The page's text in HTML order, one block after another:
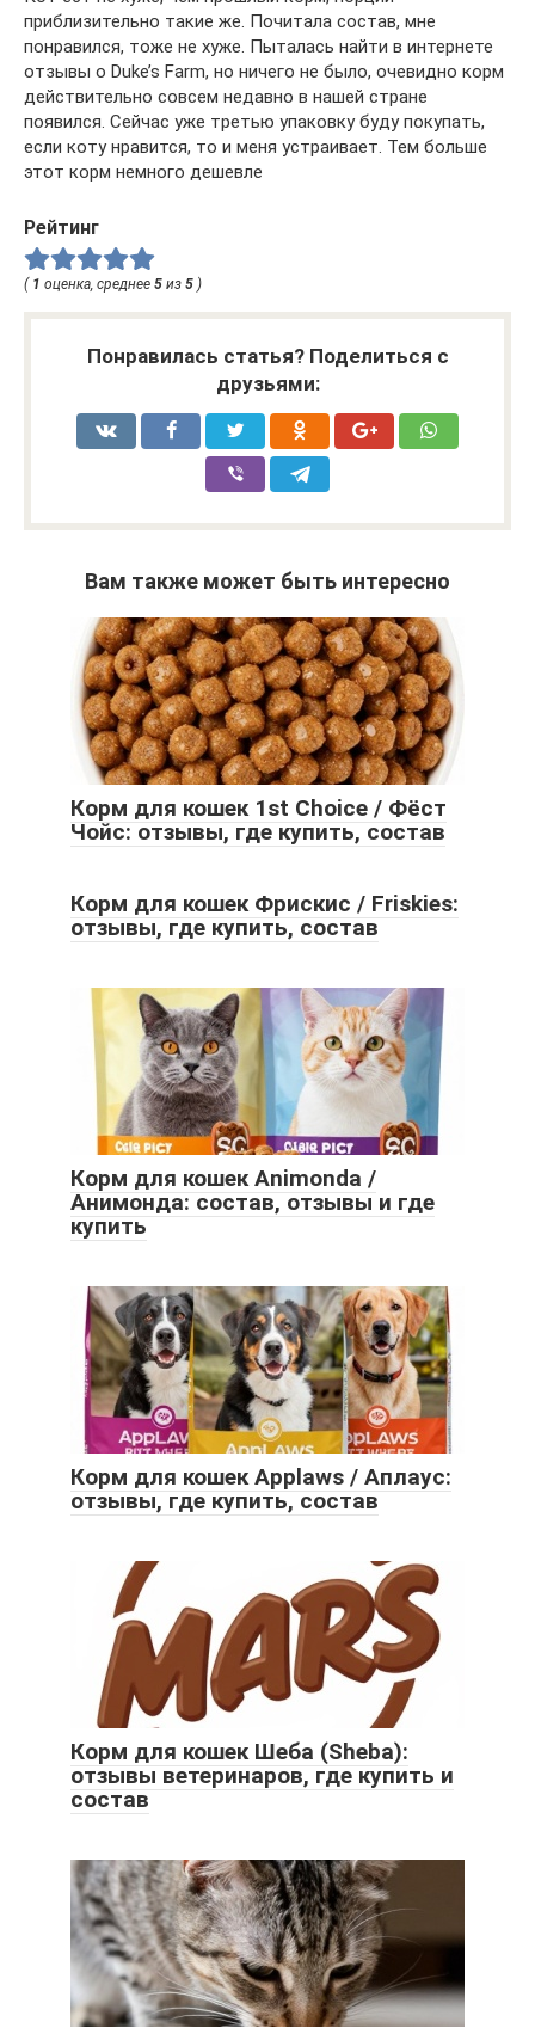
приблизительно такие же. Почитала состав, мне
понравился, тоже не хуже. Пыталась найти в интернете
отзывы о Duke’s Farm, но ничего не было, очевидно корм
действительно совсем недавно в нашей стране
появился. Сейчас уже третью упаковку буду покупать,
если коту нравится, то и меня устраивает. Тем больше
этот корм немного дешевле
Рейтинг
( 1 оценка, среднее 5 из 5 )
Понравилась статья? Поделиться с
друзьями:
Вам также может быть интересно
Корм для кошек 1st Choice / Фёст
Чойс: отзывы, где купить, состав
Корм для кошек Фрискис / Friskies:
отзывы, где купить, состав
Корм для кошек Animonda /
Анимонда: состав, отзывы и где
купить
Корм для кошек Applaws / Аплаус:
отзывы, где купить, состав
Корм для кошек Шеба (Sheba):
отзывы ветеринаров, где купить и
состав